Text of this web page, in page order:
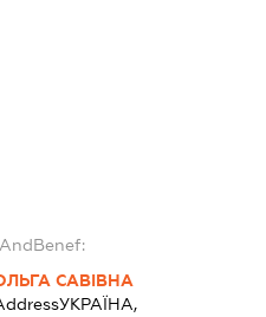
САВІВНА
УКРАЇНА,